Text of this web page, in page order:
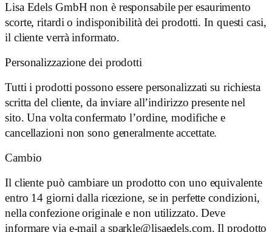
Lisa Edels GmbH non è responsabile per esaurimento
scorte, ritardi o indisponibilità dei prodotti. In questi casi,
il cliente verrà informato.
Personalizzazione dei prodotti
Tutti i prodotti possono essere personalizzati su richiesta
scritta del cliente, da inviare all’indirizzo presente nel
sito. Una volta confermato l’ordine, modifiche e
cancellazioni non sono generalmente accettate.
Cambio
Il cliente può cambiare un prodotto con uno equivalente
entro 14 giorni dalla ricezione, se in perfette condizioni,
nella confezione originale e non utilizzato. Deve
informare via e-mail a sparkle@lisaedels.com. Il prodotto